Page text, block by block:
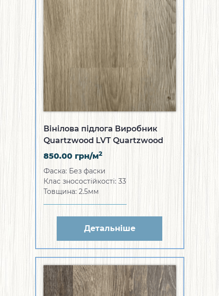
Вінілова підлога Виробник
Quartzwood LVT Quartzwood
American Style
850.00 грн/м2
Фаска: Без фаски
Клас зносостійкості: 33
Товщина: 2.5мм
Детальніше